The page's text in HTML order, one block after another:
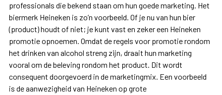
professionals die bekend staan om hun goede marketing. Het
biermerk Heineken is zo’n voorbeeld. Of je nu van hun bier
(product) houdt of niet; je kunt vast en zeker een Heineken
promotie opnoemen. Omdat de regels voor promotie rondom
het drinken van alcohol streng zijn, draait hun marketing
vooral om de beleving rondom het product. Dit wordt
consequent doorgevoerd in de marketingmix. Een voorbeeld
is de aanwezigheid van Heineken op grote